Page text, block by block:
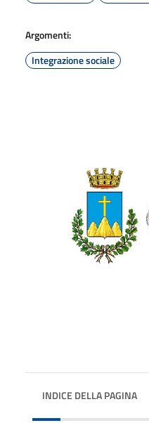
Argomenti:
Integrazione sociale
INDICE DELLA PAGINA